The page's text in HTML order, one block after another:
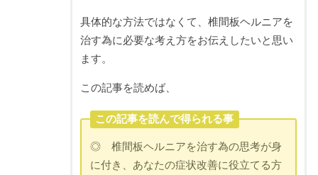
具体的な方法ではなくて、椎間板ヘルニアを
治す為に必要な考え方をお伝えしたいと思い
ます。
この記事を読めば、
この記事を読んで得られる事
◎ 椎間板ヘルニアを治す為の思考が身
に付き、あなたの症状改善に役立てる方